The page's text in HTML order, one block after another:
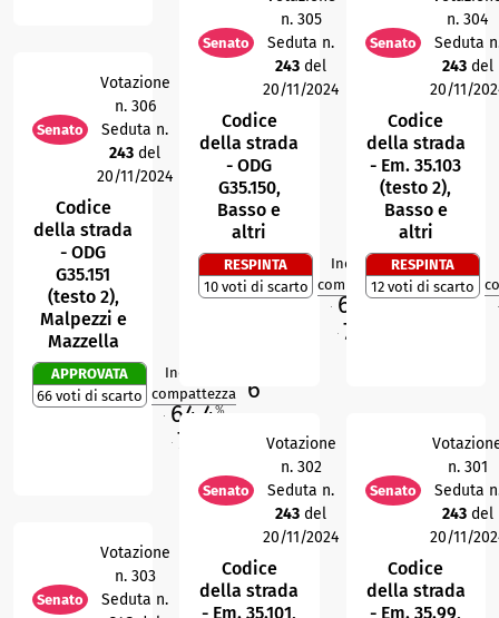
Senato
Votazione
n. 306
Seduta n.
243 del
20/11/2024
Codice
della strada
- ODG
G35.151
(testo 2),
Malpezzi e
Mazzella
APPROVATA
66 voti di scarto
Indice di
compattezza
64,4%
71,8
6
Senato
Votazione
n. 303
Seduta n.
Senato
n. 305
Seduta n.
243 del
20/11/2024
Codice
della strada
- ODG
G35.150,
Basso e
altri
RESPINTA
10 voti di scarto
Indice di
compattezza
67,8%
71,8
1
Senato
Votazione
n. 302
Seduta n.
243 del
20/11/2024
Codice
della strada
- Em. 35.101,
Senato
n. 304
Seduta
243del
20/11/
Codice
della strada
- Em. 35.103
(testo 2),
Basso e
altri
RESPINTA
12 voti di scarto
Senato
n. 301
Seduta
243del
20/11/
Codice
della strada
- Em. 35.99,